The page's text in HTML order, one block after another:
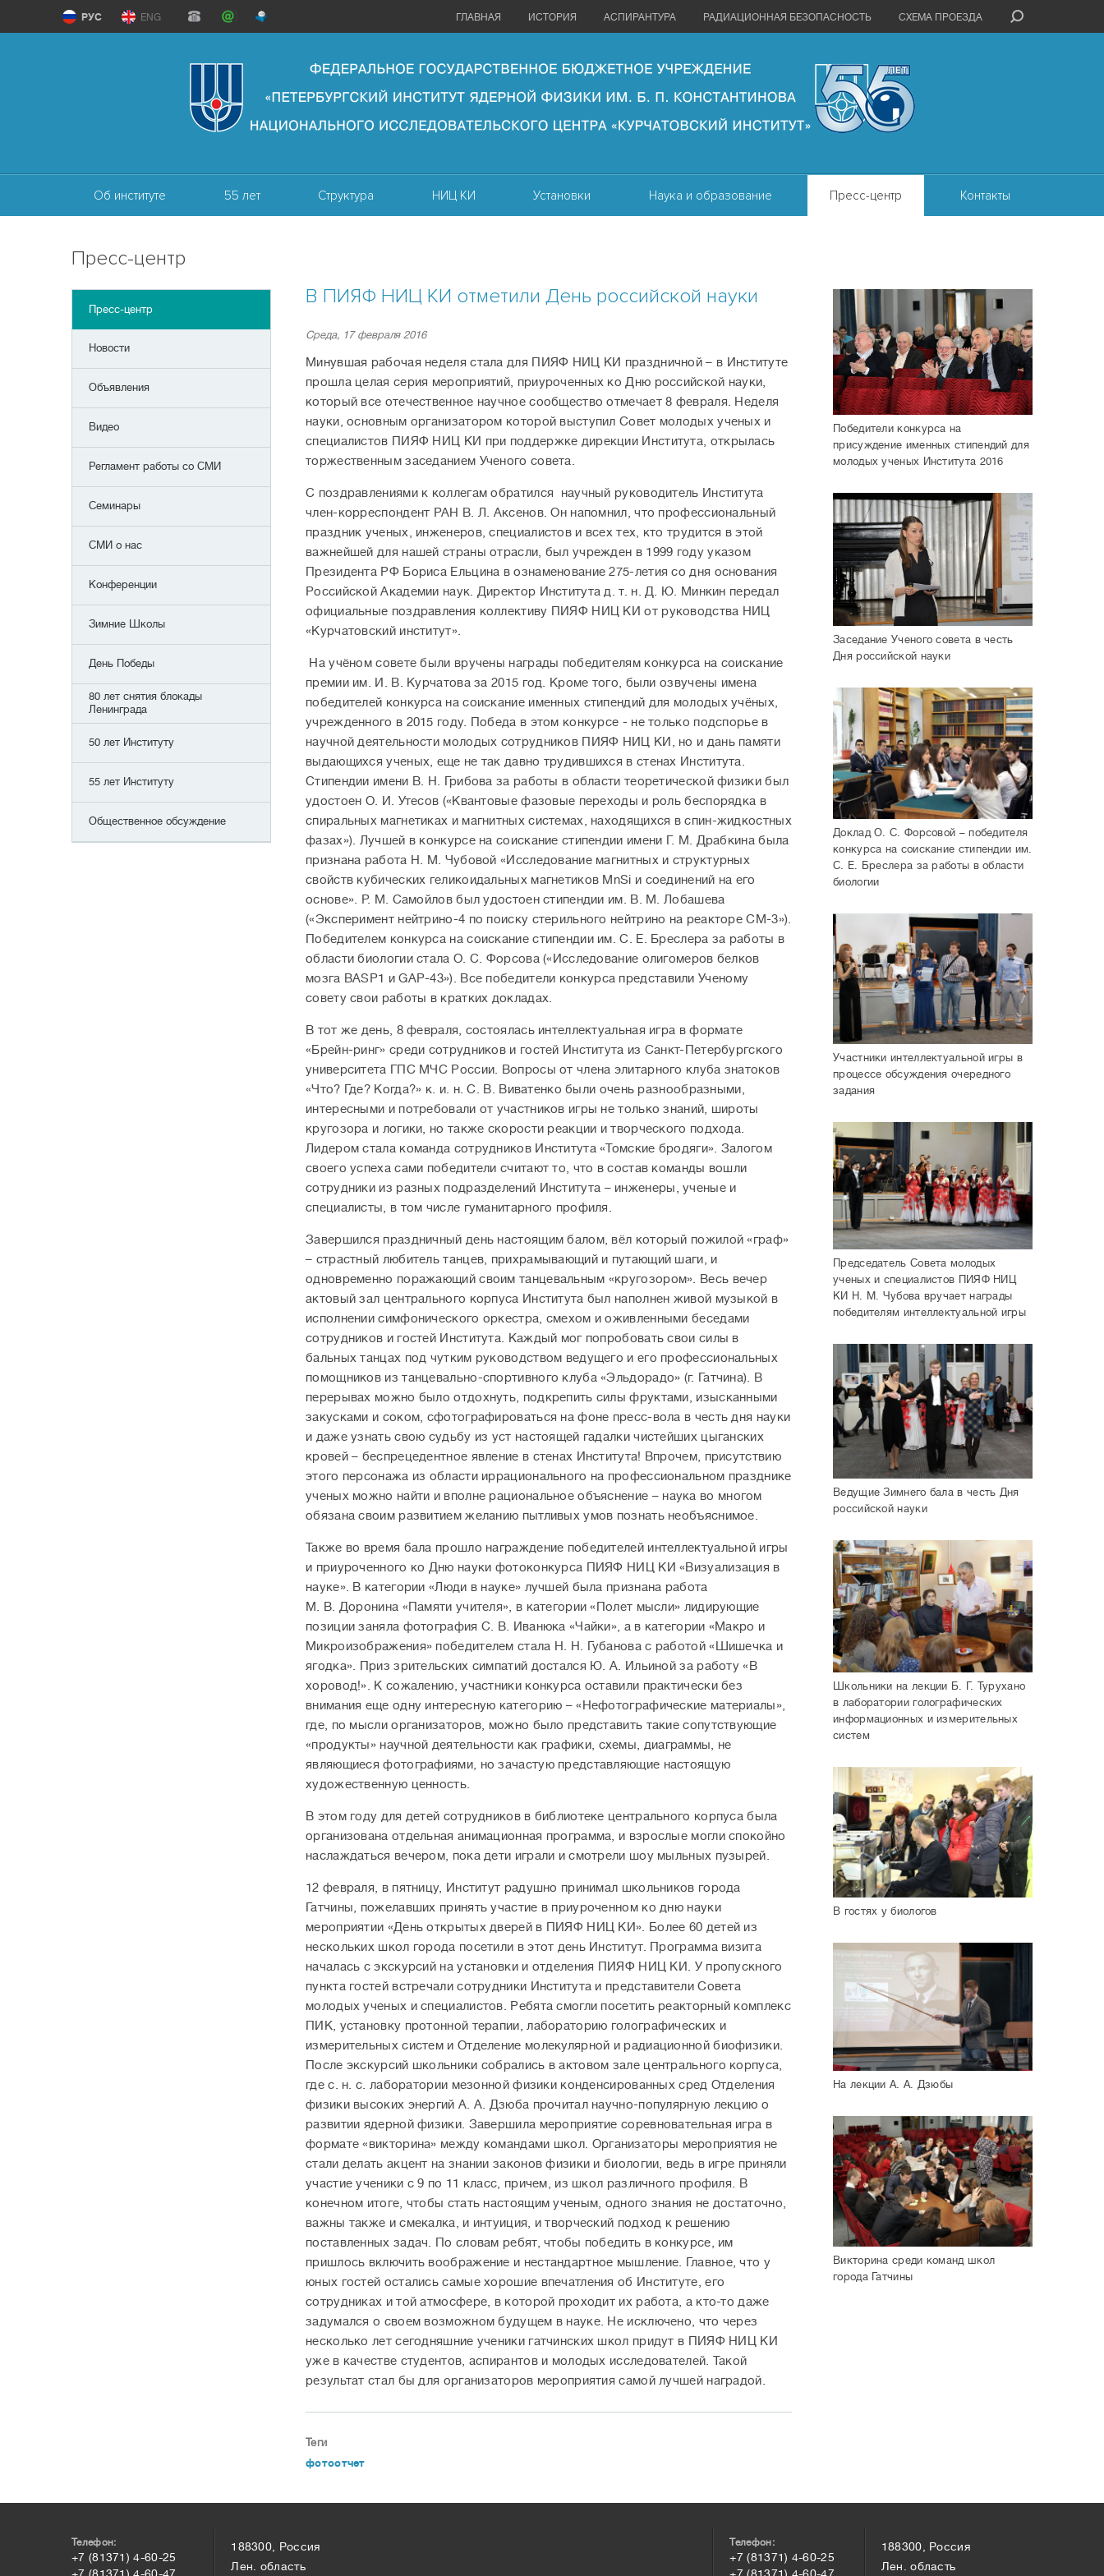
ГЛАВНАЯ ИСТОРИЯ АСПИРАНТУРА РАДИАЦИОННАЯ БЕЗОПАСНОСТЬ СХЕМА ПРОЕЗДА
РУС ENG
Об институте 55 лет Структура НИЦ КИ Установки Наука и образование Пресс-центр Контакты
Пресс-центр
Пресс-центр
Новости
Объявления
Видео
Регламент работы со СМИ
Семинары
СМИ о нас
Конференции
Зимние Школы
День Победы
80 лет снятия блокады
Ленинграда
50 лет Институту
55 лет Институту
Общественное обсуждение
Победители конкурса на
присуждение именных стипендий для
молодых ученых Института 2016
Заседание Ученого совета в честь
Дня российской науки
Доклад О. С. Форсовой – победителя
конкурса на соискание стипендии им.
С. Е. Бреслера за работы в области
биологии
Участники интеллектуальной игры в
процессе обсуждения очередного
задания
Председатель Совета молодых
ученых и специалистов ПИЯФ НИЦ
КИ Н. М. Чубова вручает награды
победителям интеллектуальной игры
Ведущие Зимнего бала в честь Дня
российской науки
Школьники на лекции Б. Г. Турухано
в лаборатории голографических
информационных и измерительных
систем
В гостях у биологов
На лекции А. А. Дзюбы
Викторина среди команд школ
города Гатчины
В ПИЯФ НИЦ КИ отметили День российской науки
Среда, 17 февраля 2016
Минувшая рабочая неделя стала для ПИЯФ НИЦ КИ праздничной– в Институте
прошла целая серия мероприятий, приуроченных ко Дню российской науки,
который все отечественное научное сообщество отмечает 8 февраля. Неделя
науки, основным организатором которой выступил Совет молодых ученых и
специалистов ПИЯФ НИЦ КИ при поддержке дирекции Института, открылась
торжественным заседанием Ученого совета.
С поздравлениями к коллегам обратился научный руководитель Института
член-корреспондент РАН В. Л. Аксенов. Он напомнил, что профессиональный
праздник ученых, инженеров, специалистов и всех тех, кто трудится в этой
важнейшей для нашей страны отрасли, был учрежден в 1999 году указом
Президента РФ Бориса Ельцина в ознаменование 275-летия со дня основания
Российской Академии наук. Директор Института д. т. н. Д. Ю. Минкин передал
официальные поздравления коллективу ПИЯФ НИЦ КИ от руководства НИЦ
«Курчатовский институт».
На учёном совете были вручены награды победителям конкурса на соискание
премии им. И. В. Курчатова за 2015 год. Кроме того, были озвучены имена
победителей конкурса на соискание именных стипендий для молодых учёных,
учрежденного в 2015 году. Победа в этом конкурсе - не только подспорье в
научной деятельности молодых сотрудников ПИЯФ НИЦ КИ, но и дань памяти
выдающихся ученых, еще не так давно трудившихся в стенах Института.
Стипендии имени В. Н. Грибова за работы в области теоретической физики был
удостоен О. И. Утесов («Квантовые фазовые переходы и роль беспорядка в
спиральных магнетиках и магнитных системах, находящихся в спин-жидкостных
фазах»). Лучшей в конкурсе на соискание стипендии имени Г. М. Драбкина была
признана работа Н. М. Чубовой «Исследование магнитных и структурных
свойств кубических геликоидальных магнетиков MnSi и соединений на его
основе». Р. М. Самойлов был удостоен стипендии им. В. М. Лобашева
(«Эксперимент нейтрино-4 по поиску стерильного нейтрино на реакторе СМ-3»).
Победителем конкурса на соискание стипендии им. С. Е. Бреслера за работы в
области биологии стала О. С. Форсова («Исследование олигомеров белков
мозга BASP1 и GAP-43»). Все победители конкурса представили Ученому
совету свои работы в кратких докладах.
В тот же день, 8 февраля, состоялась интеллектуальная игра в формате
«Брейн-ринг» среди сотрудников и гостей Института из Санкт-Петербургского
университета ГПС МЧС России. Вопросы от члена элитарного клуба знатоков
«Что? Где? Когда?» к. и. н. С. В. Виватенко были очень разнообразными,
интересными и потребовали от участников игры не только знаний, широты
кругозора и логики, но также скорости реакции и творческого подхода.
Лидером стала команда сотрудников Института «Томские бродяги». Залогом
своего успеха сами победители считают то, что в состав команды вошли
сотрудники из разных подразделений Института –инженеры, ученые и
специалисты, в том числе гуманитарного профиля.
Завершился праздничный день настоящим балом, вёл который пожилой «граф»
– страстный любитель танцев, прихрамывающий и путающий шаги, и
одновременно поражающий своим танцевальным «кругозором». Весь вечер
актовый зал центрального корпуса Института был наполнен живой музыкой в
исполнении симфонического оркестра, смехом и оживленными беседами
сотрудников и гостей Института. Каждый мог попробовать свои силы в
бальных танцах под чутким руководством ведущего и его профессиональных
помощников из танцевально-спортивного клуба «Эльдорадо» (г. Гатчина). В
перерывах можно было отдохнуть, подкрепить силы фруктами, изысканными
закусками и соком, сфотографироваться на фоне пресс-вола в честь дня науки
и даже узнать свою судьбу из уст настоящей гадалки чистейших цыганских
кровей – беспрецедентное явление в стенах Института! Впрочем, присутствию
этого персонажа из области иррационального на профессиональном празднике
ученых можно найти и вполне рациональное объяснение –наука во многом
обязана своим развитием желанию пытливых умов познать необъяснимое.
Также во время бала прошло награждение победителей интеллектуальной игры
и приуроченного ко Дню науки фотоконкурса ПИЯФ НИЦ КИ «Визуализация в
науке». В категории «Люди в науке» лучшей была признана работа
М. В. Доронина «Памяти учителя», в категории «Полет мысли» лидирующие
позиции заняла фотография С. В. Иванюка «Чайки», а в категории «Макро и
Микроизображения» победителем стала Н. Н. Губанова с работой «Шишечка и
ягодка». Приз зрительских симпатий достался Ю. А. Ильиной за работу «В
хоровод!». К сожалению, участники конкурса оставили практически без
внимания еще одну интересную категорию – «Нефотографические материалы»,
где, по мысли организаторов, можно было представить такие сопутствующие
«продукты» научной деятельности как графики, схемы, диаграммы, не
являющиеся фотографиями, но зачастую представляющие настоящую
художественную ценность.
В этом году для детей сотрудников в библиотеке центрального корпуса была
организована отдельная анимационная программа, и взрослые могли спокойно
наслаждаться вечером, пока дети играли и смотрели шоу мыльных пузырей.
12 февраля, в пятницу, Институт радушно принимал школьников города
Гатчины, пожелавших принять участие в приуроченном ко дню науки
мероприятии «День открытых дверей в ПИЯФ НИЦ КИ». Более 60 детей из
нескольких школ города посетили в этот день Институт. Программа визита
началась с экскурсий на установки и отделения ПИЯФ НИЦ КИ. У пропускного
пункта гостей встречали сотрудники Института и представители Совета
молодых ученых и специалистов. Ребята смогли посетить реакторный комплекс
ПИК, установку протонной терапии, лабораторию голографических и
измерительных систем и Отделение молекулярной и радиационной биофизики.
После экскурсий школьники собрались в актовом зале центрального корпуса,
где с. н. с. лаборатории мезонной физики конденсированных сред Отделения
физики высоких энергий А. А. Дзюба прочитал научно-популярную лекцию о
развитии ядерной физики. Завершила мероприятие соревновательная игра в
формате «викторина» между командами школ. Организаторы мероприятия не
стали делать акцент на знании законов физики и биологии, ведь в игре приняли
участие ученики с 9 по 11 класс, причем, из школ различного профиля. В
конечном итоге, чтобы стать настоящим ученым, одного знания не достаточно,
важны также и смекалка, и интуиция, и творческий подход к решению
поставленных задач. По словам ребят, чтобы победить в конкурсе, им
пришлось включить воображение и нестандартное мышление. Главное, что у
юных гостей остались самые хорошие впечатления об Институте, его
сотрудниках и той атмосфере, в которой проходит их работа, а кто-то даже
задумался о своем возможном будущем в науке. Не исключено, что через
несколько лет сегодняшние ученики гатчинских школ придут в ПИЯФ НИЦ КИ
уже в качестве студентов, аспирантов и молодых исследователей. Такой
результат стал бы для организаторов мероприятия самой лучшей наградой.
Теги
фотоотчет
Телефон:
+7 (81371) 4-60-25
188300, Россия
Лен. область
Телефон:
+7 (81371) 4-60-25
188300, Россия
Лен. область